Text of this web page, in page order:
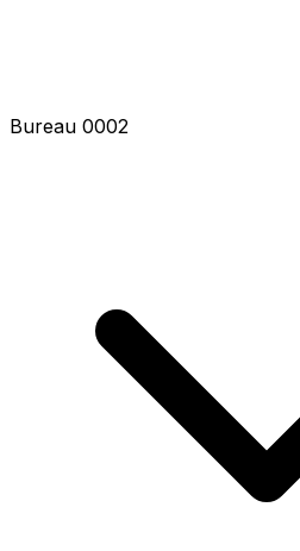
Bureau 0002